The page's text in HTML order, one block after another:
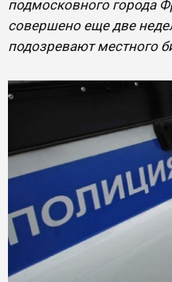
подмосковного города
совершено еще две
подозревают местного